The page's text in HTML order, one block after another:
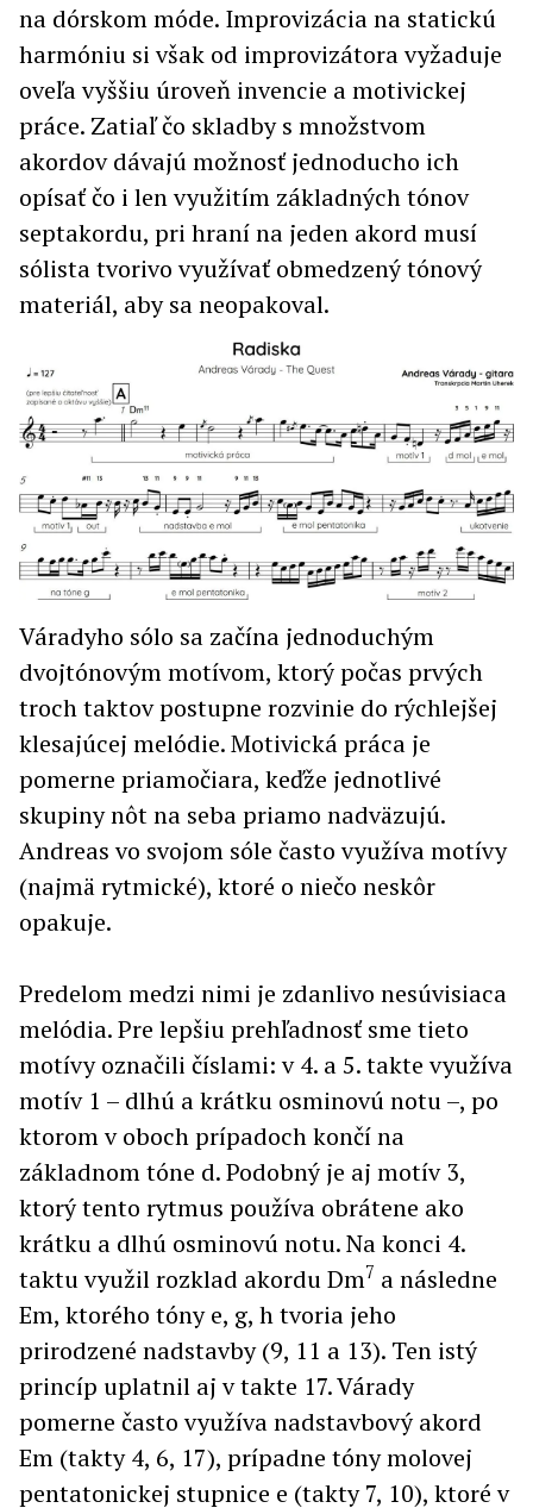
na dórskom móde. Improvizácia na statickú
harmóniu si však od improvizátora vyžaduje
oveľa vyššiu úroveň invencie a motivickej
práce. Zatiaľ čo skladby s množstvom
akordov dávajú možnosť jednoducho ich
opísať čo i len využitím základných tónov
septakordu, pri hraní na jeden akord musí
sólista tvorivo využívať obmedzený tónový
materiál, aby sa neopakoval.
Váradyho sólo sa začína jednoduchým
dvojtónovým motívom, ktorý počas prvých
troch taktov postupne rozvinie do rýchlejšej
klesajúcej melódie. Motivická práca je
pomerne priamočiara, keďže jednotlivé
skupiny nôt na seba priamo nadväzujú.
Andreas vo svojom sóle často využíva motívy
(najmä rytmické), ktoré o niečo neskôr
opakuje.
Predelom medzi nimi je zdanlivo nesúvisiaca
melódia. Pre lepšiu prehľadnosť sme tieto
motívy označili číslami: v 4. a 5. takte využíva
motív 1 – dlhú a krátku osminovú notu –, po
ktorom v oboch prípadoch končí na
základnom tóne d. Podobný je aj motív 3,
ktorý tento rytmus používa obrátene ako
krátku a dlhú osminovú notu. Na konci 4.
taktu využil rozklad akordu Dm7 a následne
Em, ktorého tóny e, g, h tvoria jeho
prirodzené nadstavby (9, 11 a 13). Ten istý
princíp uplatnil aj v takte 17. Várady
pomerne často využíva nadstavbový akord
Em (takty 4, 6, 17), prípadne tóny molovej
pentatonickej stupnice e (takty 7, 10), ktoré v